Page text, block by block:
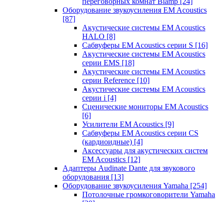
Оборудование звукоусиления EM Acoustics
[87]
Акустические системы EM Acoustics
HALO [8]
Сабвуферы EM Acoustics серии S [16]
Акустические системы EM Acoustics
серии EMS [18]
Акустические системы EM Acoustics
серии Reference [10]
Акустические системы EM Acoustics
серии i [4]
Сценические мониторы EM Acoustics
[6]
Усилители EM Acoustics [9]
Сабвуферы EM Acoustics серии CS
(кардиоидные) [4]
Аксессуары для акустических систем
EM Acoustics [12]
Адаптеры Audinate Dante для звукового
оборудования [13]
Оборудование звукоусиления Yamaha [254]
Потолочные громкоговорители Yamaha